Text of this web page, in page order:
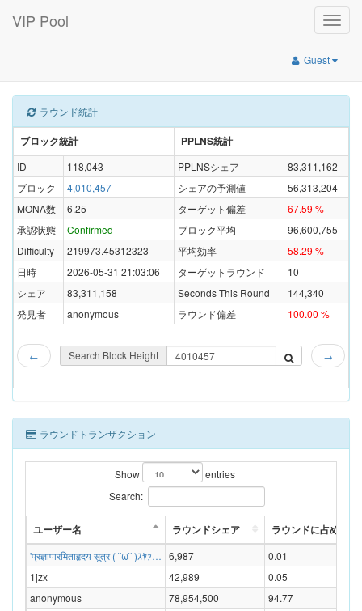
Toggle
VIP Pool
Guest
ラウンド統計
ブロック統計 PPLNS統計
ID 118,043 PPLNSシェア
83,311,162
ブロック
4,010,457 シェアの予測値
56,313,204
MONA数
6.25 ターゲット偏差
67.59 %
承認状態
Confirmed ブロック平均
96,600,755
Difficulty
219973.45312323 平均効率
58.29 %
日時
2026-05-31 21:03:06 ターゲットラウンド
10
シェア
83,311,158 Seconds This Round
144,340
発見者
anonymous ラウンド偏差 100.00 %
← Search Block Height →
ラウンドトランザクション
Show
entries
Search:
ユーザー名 ラウンドシェア ラウンドに占める割
'प्रज्ञापारमिताहृदय सूत्र ( ˘ω˘ )ｽﾔｧ… 6,987
0.01
1jzx
42,989
0.05
anonymous
78,954,500
94.77